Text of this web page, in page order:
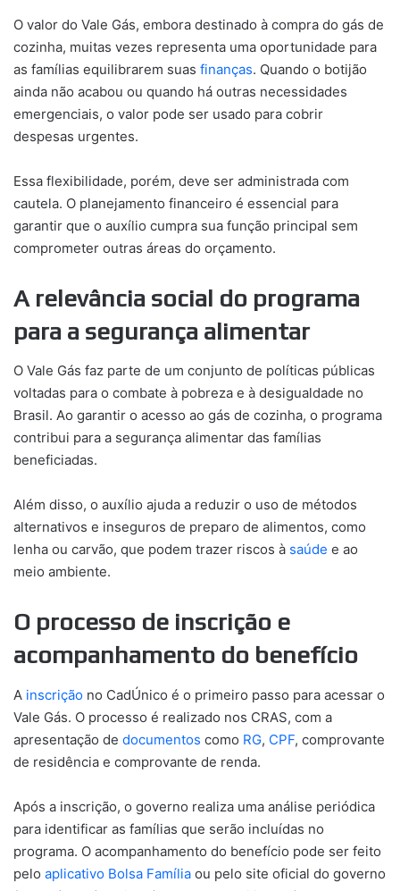
O valor do Vale Gás, embora destinado à compra do gás de
cozinha, muitas vezes representa uma oportunidade para
as famílias equilibrarem suas finanças. Quando o botijão
ainda não acabou ou quando há outras necessidades
emergenciais, o valor pode ser usado para cobrir
despesas urgentes.
Essa flexibilidade, porém, deve ser administrada com
cautela. O planejamento financeiro é essencial para
garantir que o auxílio cumpra sua função principal sem
comprometer outras áreas do orçamento.
A relevância social do programa
para a segurança alimentar
O Vale Gás faz parte de um conjunto de políticas públicas
voltadas para o combate à pobreza e à desigualdade no
Brasil. Ao garantir o acesso ao gás de cozinha, o programa
contribui para a segurança alimentar das famílias
beneficiadas.
Além disso, o auxílio ajuda a reduzir o uso de métodos
alternativos e inseguros de preparo de alimentos, como
lenha ou carvão, que podem trazer riscos à saúde e ao
meio ambiente.
O processo de inscrição e
acompanhamento do benefício
A inscrição no CadÚnico é o primeiro passo para acessar o
Vale Gás. O processo é realizado nos CRAS, com a
apresentação de documentos como RG, CPF, comprovante
de residência e comprovante de renda.
Após a inscrição, o governo realiza uma análise periódica
para identificar as famílias que serão incluídas no
programa. O acompanhamento do benefício pode ser feito
pelo aplicativo Bolsa Família ou pelo site oficial do governo